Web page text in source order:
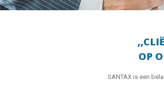
OP
SANTAX is een